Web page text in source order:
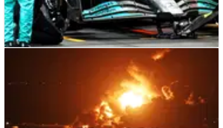
RADIOACTIVE: Kebingungan Mencegah
Hamilton Masuk Pit Saat VSC
Lewis Hamilton bisa saja mencetak lebih banyak poin dari
Grand Prix Arab saudi jika tidak melewatkan kesempatan
pit saat periode kedua Virtual Safety Car, dan kami coba
mengulas pembicaraan dengan radio tim.